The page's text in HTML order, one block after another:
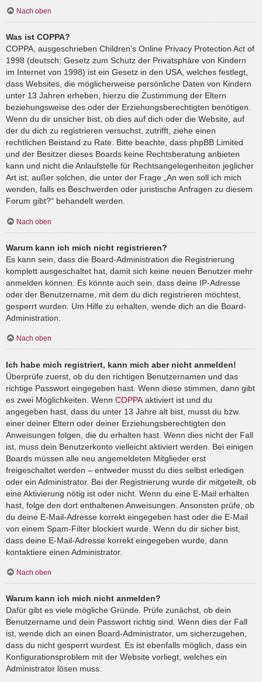
Nach oben
Was ist COPPA?
COPPA, ausgeschrieben Children’s Online Privacy Protection Act of
1998 (deutsch: Gesetz zum Schutz der Privatsphäre von Kindern
im Internet von 1998) ist ein Gesetz in den USA, welches festlegt,
dass Websites, die möglicherweise persönliche Daten von Kindern
unter 13 Jahren erheben, hierzu die Zustimmung der Eltern
beziehungsweise des oder der Erziehungsberechtigten benötigen.
Wenn du dir unsicher bist, ob dies auf dich oder die Website, auf
der du dich zu registrieren versuchst, zutrifft, ziehe einen
rechtlichen Beistand zu Rate. Bitte beachte, dass phpBB Limited
und der Besitzer dieses Boards keine Rechtsberatung anbieten
kann und nicht die Anlaufstelle für Rechtsangelegenheiten jeglicher
Art ist; außer solchen, die unter der Frage „An wen soll ich mich
wenden, falls es Beschwerden oder juristische Anfragen zu diesem
Forum gibt?“ behandelt werden.
Nach oben
Warum kann ich mich nicht registrieren?
Es kann sein, dass die Board-Administration die Registrierung
komplett ausgeschaltet hat, damit sich keine neuen Benutzer mehr
anmelden können. Es könnte auch sein, dass deine IP-Adresse
oder der Benutzername, mit dem du dich registrieren möchtest,
gesperrt wurden. Um Hilfe zu erhalten, wende dich an die Board-
Administration.
Nach oben
Ich habe mich registriert, kann mich aber nicht anmelden!
Überprüfe zuerst, ob du den richtigen Benutzernamen und das
richtige Passwort eingegeben hast. Wenn diese stimmen, dann gibt
es zwei Möglichkeiten. Wenn COPPA aktiviert ist und du
angegeben hast, dass du unter 13 Jahre alt bist, musst du bzw.
einer deiner Eltern oder deiner Erziehungsberechtigten den
Anweisungen folgen, die du erhalten hast. Wenn dies nicht der Fall
ist, muss dein Benutzerkonto vielleicht aktiviert werden. Bei einigen
Boards müssen alle neu angemeldeten Mitglieder erst
freigeschaltet werden – entweder musst du dies selbst erledigen
oder ein Administrator. Bei der Registrierung wurde dir mitgeteilt, ob
eine Aktivierung nötig ist oder nicht. Wenn du eine E-Mail erhalten
hast, folge den dort enthaltenen Anweisungen. Ansonsten prüfe, ob
du deine E-Mail-Adresse korrekt eingegeben hast oder die E-Mail
von einem Spam-Filter blockiert wurde. Wenn du dir sicher bist,
dass deine E-Mail-Adresse korrekt eingegeben wurde, dann
kontaktiere einen Administrator.
Nach oben
Warum kann ich mich nicht anmelden?
Dafür gibt es viele mögliche Gründe. Prüfe zunächst, ob dein
Benutzername und dein Passwort richtig sind. Wenn dies der Fall
ist, wende dich an einen Board-Administrator, um sicherzugehen,
dass du nicht gesperrt wurdest. Es ist ebenfalls möglich, dass ein
Konfigurationsproblem mit der Website vorliegt, welches ein
Administrator lösen muss.